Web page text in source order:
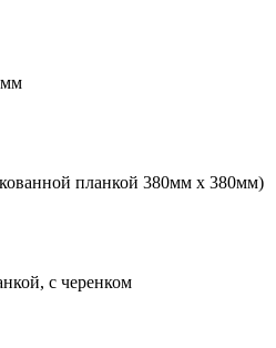
мм
планкой 380мм х 380мм)
с черенком